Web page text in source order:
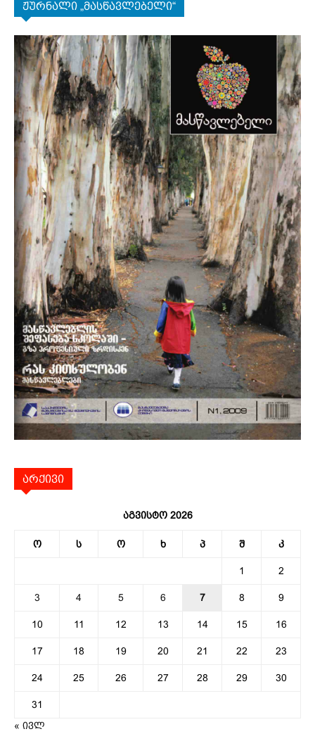
ჟურნალი „მასწავლებელი“
არქივი
აგვისტო 2026
ო ს ო ხ პ შ კ
1 2
3 4 5 6 7 8 9
10 11 12 13 14 15 16
17 18 19 20 21 22 23
24 25 26 27 28 29 30
31
« ივლ